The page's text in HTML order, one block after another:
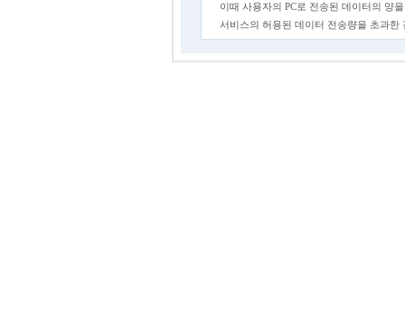
이때 사용자의 PC로 전송된 데이터의 양
서비스의 허용된 데이터 전송량을 초과